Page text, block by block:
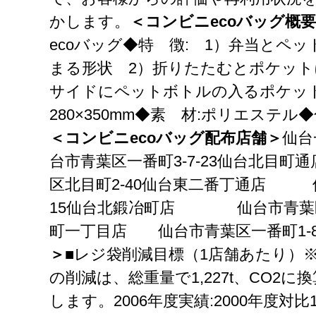
かします。
＜コンビニecoバッグ概
ecoバッグ◆特 徴: 1）弁当とペッ
まる形状 2）折りたたむとポケッ
サイドにペットボトルの入るポケ
280×350mm◆素 材:ポリエステ
＜コンビニecoバッグ配布店舗＞仙
台市青葉区一番町3-7-23仙台北
区北目町2-40仙台東二番丁通店
15仙台北鍛冶町店 仙台市青葉区
町一丁目店 仙台市青葉区一番町1-
＞ ■レジ袋削減目標（1店舗あたり）
の削減は、総重量で1,227t、CO2に
します。2006年度実績:2000年度対比